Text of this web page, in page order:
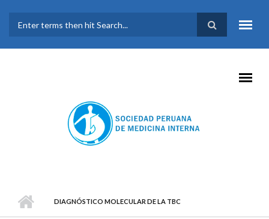
FORMULARIO DE
BÚSQUEDA
DIAGNÓSTICO MOLECULAR DE LA TBC